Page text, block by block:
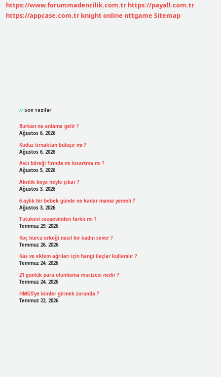
https://www.forummadencilik.com.tr https://payall.com.tr
https://appcase.com.tr knight online nttgame Sitemap
Son Yazılar
Burkan ne anlama gelir ?
Ağustos 6, 2026
Kuduz tırnaktan bulaşır mı ?
Ağustos 6, 2026
Avcı böreği fırında mı kızartma mı ?
Ağustos 5, 2026
Akrilik boya neyle çıkar ?
Ağustos 3, 2026
6 aylık bir bebek günde ne kadar mama yemeli ?
Ağustos 3, 2026
Tutukevi cezaevinden farklı mı ?
Temmuz 29, 2026
Koç burcu erkeği nasıl bir kadın sever ?
Temmuz 26, 2026
Kas ve eklem ağrıları için hangi ilaçlar kullanılır ?
Temmuz 24, 2026
21 günlük para olumlama mucizesi nedir ?
Temmuz 24, 2026
HMGS’ye kimler girmek zorunda ?
Temmuz 22, 2026